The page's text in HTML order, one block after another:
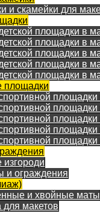
и скамейки для
площадки в
площадки в
площадки в
площадки в
площадки в
площадки
и ограждения
и хвойные маты
для макетов